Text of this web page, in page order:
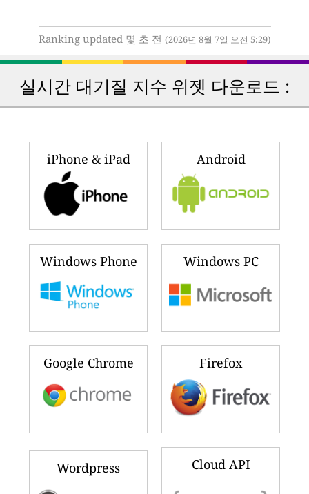
Ranking updated 몇 초 전 (2026년 8월 7일 오전 5:29)
실시간 대기질 지수 위젯 다운로드 :
iPhone & iPad Android
Windows Phone Windows PC
Google Chrome Firefox
Wordpress Cloud API